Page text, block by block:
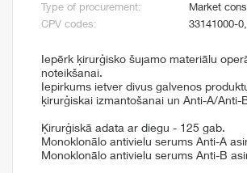
Type of procurement:
Market
CPV codes:
33141000-
Iepērk ķirurģisko šujamo materiālu
noteikšanai.
Iepirkums ietver divus galvenos
ķirurģiskai izmantošanai un Anti-A/
Ķirurģiskā adata ar diegu - 125 gab.
Monoklonālo antivielu serums Anti-A
Monoklonālo antivielu serums Anti-B